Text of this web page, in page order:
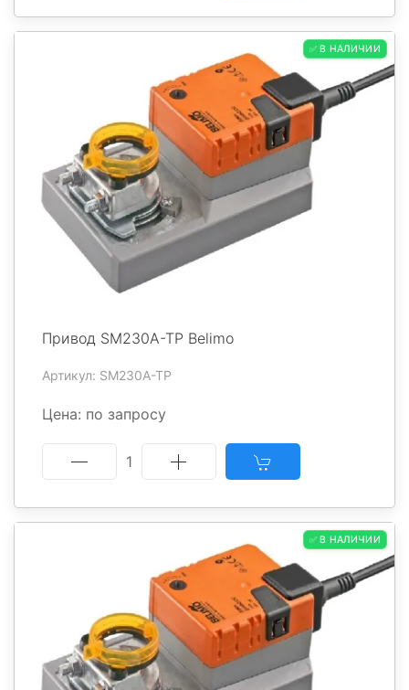
✅ В НАЛИЧИИ
Привод SM230A-TP Belimo
Артикул: SM230A-TP
Цена: по запросу
1
✅ В НАЛИЧИИ